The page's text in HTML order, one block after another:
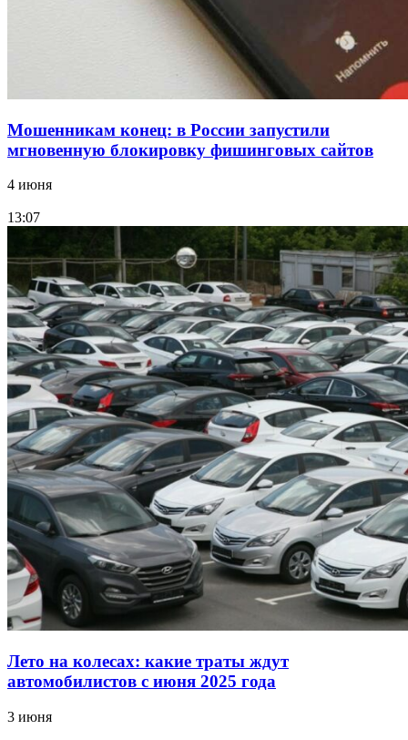
Мошенникам конец: в России запустили
мгновенную блокировку фишинговых сайтов
4 июня
13:07
Лето на колесах: какие траты ждут
автомобилистов с июня 2025 года
3 июня